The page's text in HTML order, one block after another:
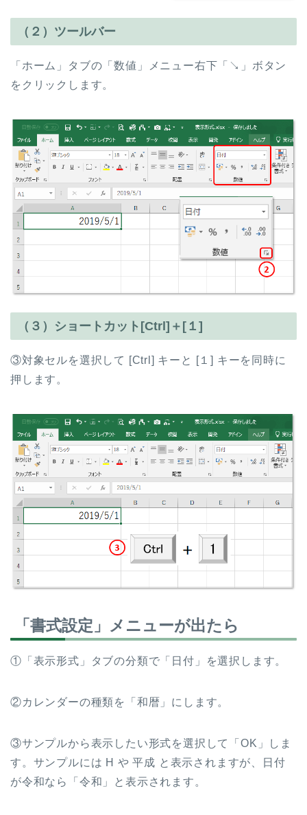
（２）ツールバー
「ホーム」タブの「数値」メニュー右下「↘」ボタン
をクリックします。
（３）ショートカット[Ctrl]＋[１]
③対象セルを選択して [Ctrl] キーと [１] キーを同時に
押します。
「書式設定」メニューが出たら
①「表示形式」タブの分類で「日付」を選択します。
②カレンダーの種類を「和暦」にします。
③サンプルから表示したい形式を選択して「OK」しま
す。サンプルには H や 平成 と表示されますが、日付
が令和なら「令和」と表示されます。